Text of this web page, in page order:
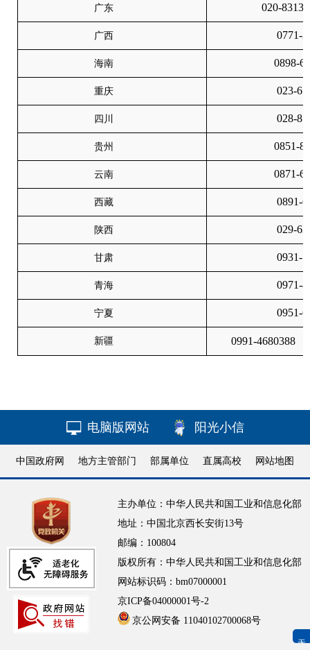
广东 020-
广西 0771-
海南 0898-
重庆 023-
四川 028-
贵州 0851-
云南 0871-
西藏 0891-
陕西 029-
甘肃 0931-
青海 0971-
宁夏 0951-
新疆 0991-4680388
无障碍浏览
电脑版网站 阳光小信
中国政府网 地方主管部门 部属单位 直属高校 网站地图
主办单位：中华人民共和国工业和信息化部
地址：中国北京西长安街13号
邮编：100804
版权所有：中华人民共和国工业和信息化部
网站标识码：bm07000001
京ICP备04000001号-2
京公网安备 11040102700068号